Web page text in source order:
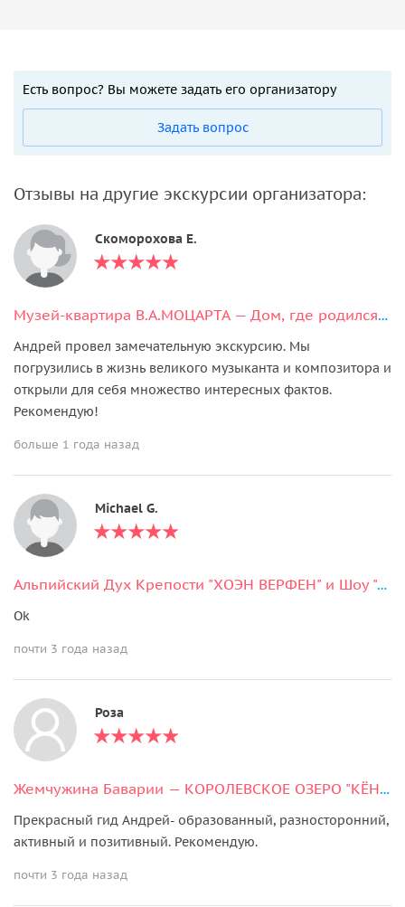
Есть вопрос? Вы можете задать его организатору
Задать вопрос
Отзывы на другие экскурсии организатора:
Скоморохова Е.
Музей-квартира В.А.МОЦАРТА — Дом, где родился Гений
Андрей провел замечательную экскурсию. Мы
погрузились в жизнь великого музыканта и композитора и
открыли для себя множество интересных фактов.
Рекомендую!
больше 1 года назад
Michael G.
Альпийский Дух Крепости "ХОЭН ВЕРФЕН" и Шоу "СОКОЛИНАЯ ОХОТА"
Ok
почти 3 года назад
Роза
Жемчужина Баварии — КОРОЛЕВСКОЕ ОЗЕРО "КЁНИГЗЕЕ"
Прекрасный гид Андрей- образованный, разносторонний,
активный и позитивный. Рекомендую.
почти 3 года назад